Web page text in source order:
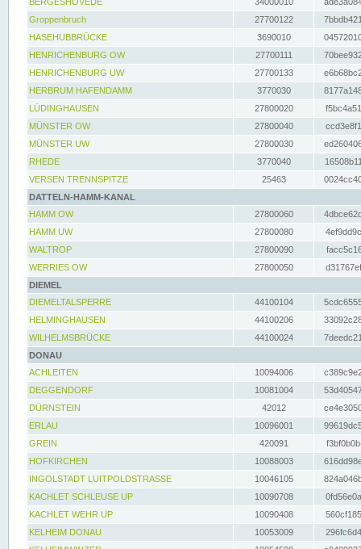
Groppenbruch
27700122
HASEHUBBRÜCKE
3690010
HENRICHENBURG OW
27700111
HENRICHENBURG UW
27700133
HERBRUM HAFENDAMM
3770030
LÜDINGHAUSEN
27800020
MÜNSTER OW
27800040
MÜNSTER UW
27800030
RHEDE
3770040
VERSEN TRENNSPITZE
25463
DATTELN-HAMM-KANAL
HAMM OW
27800060
HAMM UW
27800080
WALTROP
27800090
WERRIES OW
27800050
DIEMEL
DIEMELTALSPERRE
44100104
HELMINGHAUSEN
44100206
WILHELMSBRÜCKE
44100024
DONAU
ACHLEITEN
10094006
DEGGENDORF
10081004
DÜRNSTEIN
42012
ERLAU
10096001
GREIN
420091
HOFKIRCHEN
10088003
INGOLSTADT LUITPOLDSTRASSE
10046105
KACHLET SCHLEUSE UP
10090708
KACHLET WEHR UP
10090408
KELHEIM DONAU
10053009